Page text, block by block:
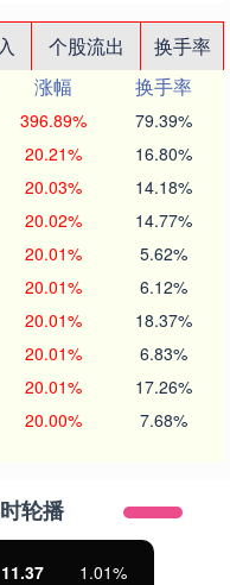
个股流出
换手率
涨幅
换手率
396.89% 79.39%
20.21% 16.80%
20.03% 14.18%
20.02% 14.77%
20.01% 5.62%
20.01% 6.12%
20.01% 18.37%
20.01% 6.83%
20.01% 17.26%
20.00% 7.68%
轮播
11.37 1.01%